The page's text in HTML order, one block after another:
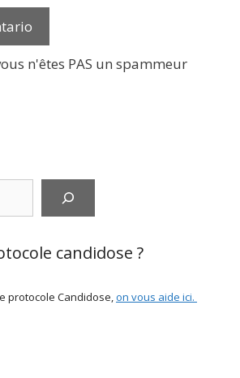
n'êtes PAS un spammeur
candidose ?
protocole Candidose,on vous aide ici.